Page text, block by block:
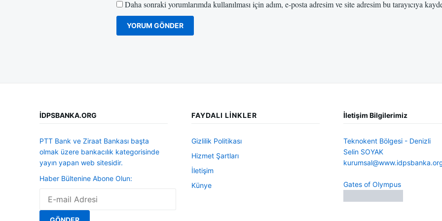
Daha sonraki yorumlarımda kullanılması için adım, e-posta adresim ve site adresim bu tarayıcıya
İDPSBANKA.ORG
PTT Bank ve Ziraat Bankası başta
olmak üzere bankacılık kategorisinde
yayın yapan web sitesidir.
Haber Bültenine Abone Olun:
FAYDALI LINKLER
Gizlilik Politikası
Hizmet Şartları
İletişim
Künye
İletişim Bilgilerimiz
Teknokent Bölgesi - Denizli
Selin SOYAK
Gates of Olympus